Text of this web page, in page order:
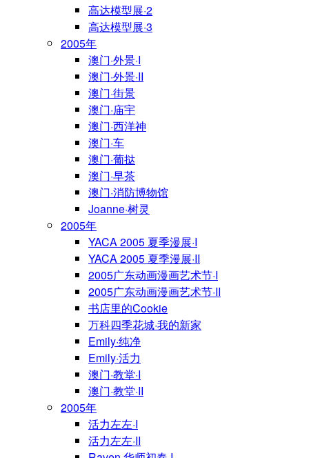
高达模型展·2
高达模型展·3
2005年
澳门·外景·I
澳门·外景·II
澳门·街景
澳门·庙宇
澳门·西洋神
澳门·车
澳门·葡挞
澳门·早茶
澳门·消防博物馆
Joanne·树灵
2005年
YACA 2005 夏季漫展·I
YACA 2005 夏季漫展·II
2005广东动画漫画艺术节·I
2005广东动画漫画艺术节·II
书店里的Cookie
万科四季花城·我的新家
Emily·纯净
Emily·活力
澳门·教堂·I
澳门·教堂·II
2005年
活力左左·I
活力左左·II